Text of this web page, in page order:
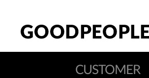
CUSTOMER